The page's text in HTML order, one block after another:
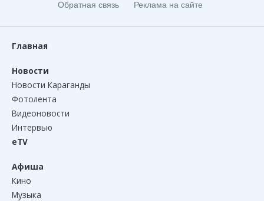
Обратная связь Реклама на сайте
Главная
Новости
Новости Караганды
Фотолента
Видеоновости
Интервью
eTV
Афиша
Кино
Музыка